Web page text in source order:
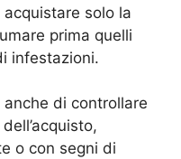
solo la
prima quelli
infestazioni.
di controllare
o con segni di